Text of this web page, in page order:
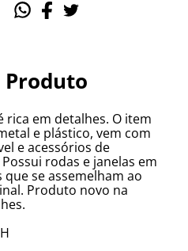
Produto
rica em detalhes. O item
e plástico, vem com
e acessórios de
rodas e janelas em
se assemelham ao
Produto novo na